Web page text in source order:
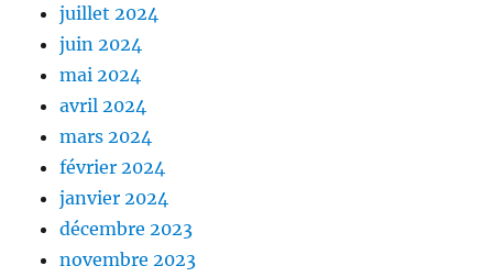
juillet 2024
juin 2024
mai 2024
avril 2024
mars 2024
février 2024
janvier 2024
décembre 2023
novembre 2023